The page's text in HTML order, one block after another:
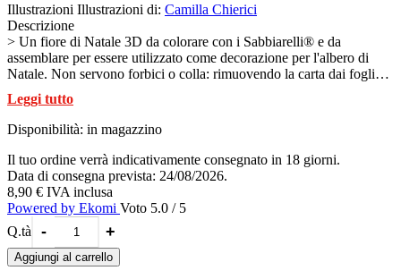
Illustrazioni Illustrazioni di: Camilla Chierici
Descrizione
> Un fiore di Natale 3D da colorare con i Sabbiarelli® e da
assemblare per essere utilizzato come decorazione per l'albero di
Natale. Non servono forbici o colla: rimuovendo la carta dai fogli
rimane la superficie adesiva da colorare con le sabbie Sabbiarelli®
(sabbia non inclusa). Il fiore si compone assemblando i moduli dei 5
fogli che si trovano nella confezione, seguendo le istruzioni riportate
sul foglio illustrativo.
Un addobbo speciale per rendere il Natale ancora più brillante!
Il fiore di Natale fa parte della collana 3D Christmas Collection by
Sabbiarelli®
Leggi tutto
Disponibilità: in magazzino
Il tuo ordine verrà indicativamente consegnato in 18 giorni.
Data di consegna prevista: 24/08/2026.
8,90 € IVA inclusa
Powered by Ekomi Voto 5.0 / 5
Q.tà
- +
Aggiungi al carrello